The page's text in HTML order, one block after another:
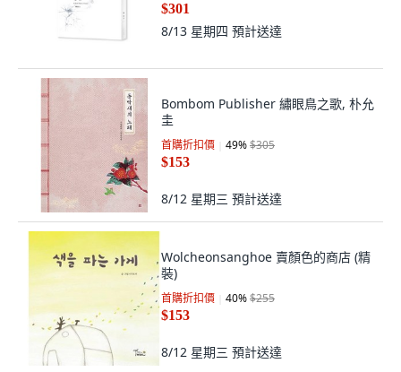
$301
8/13 星期四 預計送達
Bombom Publisher 繡眼鳥之歌, 朴允
圭
首購折扣價 49%$305
$153
8/12 星期三 預計送達
Wolcheonsanghoe 賣顏色的商店 (精
裝)
首購折扣價 40%$255
$153
8/12 星期三 預計送達